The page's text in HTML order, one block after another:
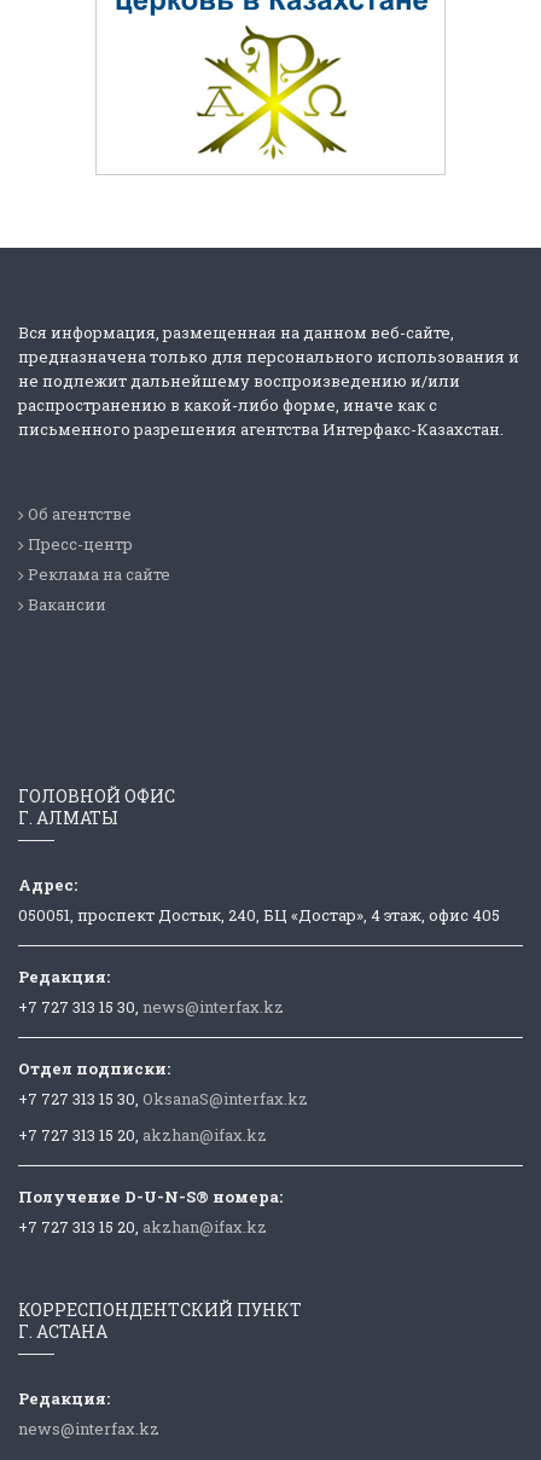
Вся информация, размещенная на данном веб-сайте,
предназначена только для персонального использования и
не подлежит дальнейшему воспроизведению и/или
распространению в какой-либо форме, иначе как с
письменного разрешения агентства Интерфакс-Казахстан.
Об агентстве
Пресс-центр
Реклама на сайте
Вакансии
ГОЛОВНОЙ ОФИС
Г. АЛМАТЫ
Адрес:
050051, проспект Достык, 240, БЦ «Достар», 4 этаж, офис 405
Редакция:
+7 727 313 15 30, news@interfax.kz
Отдел подписки:
+7 727 313 15 30, OksanaS@interfax.kz
+7 727 313 15 20, akzhan@ifax.kz
Получение D-U-N-S® номера:
+7 727 313 15 20, akzhan@ifax.kz
КОРРЕСПОНДЕНТСКИЙ ПУНКТ
Г. АСТАНА
Редакция:
news@interfax.kz